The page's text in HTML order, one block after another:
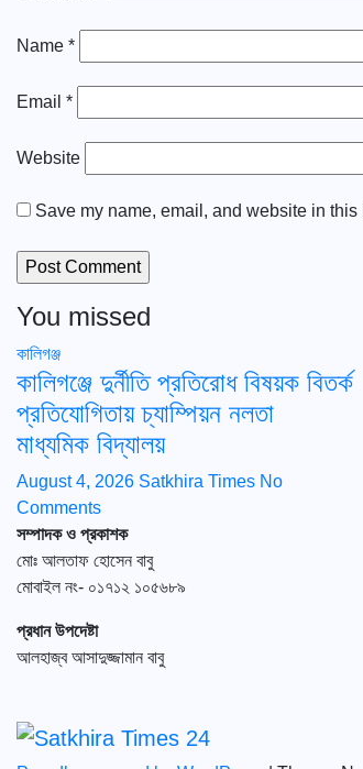
Name *
Email *
Website
Save my name, email, and website in
You missed
কালিগঞ্জ
কালিগঞ্জে দুর্নীতি প্রতিরোধ বিষয়ক বিতর্ক
প্রতিযোগিতায় চ্যাম্পিয়ন নলতা
মাধ্যমিক বিদ্যালয়
August 4, 2026 Satkhira Times No
Comments
সম্পাদক ও প্রকাশক
মোঃ আলতাফ হোসেন বাবু
মোবাইল নং- ০১৭১২ ১০৫৬৮৯
প্রধান উপদেষ্টা
আলহাজ্ব আসাদুজ্জামান বাবু